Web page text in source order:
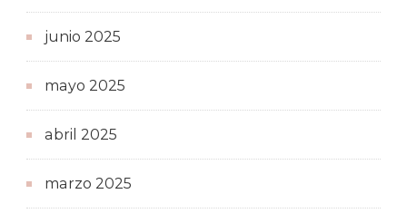
junio 2025
mayo 2025
abril 2025
marzo 2025